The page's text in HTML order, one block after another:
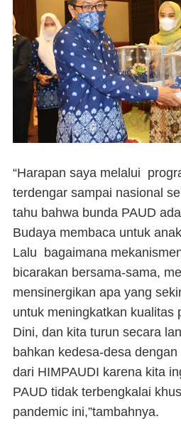
“Harapan saya melalui
terdengar sampai nasional
tahu bahwa bunda PAUD
Budaya membaca untuk
Lalu bagaimana
bicarakan bersama-sama,
mensinergikan apa yang
untuk meningkatkan kualitas
Dini, dan kita turun secara
bahkan kedesa-desa
dari HIMPAUDI karena kita
PAUD tidak terbengkalai
pandemic ini,”tambahnya.